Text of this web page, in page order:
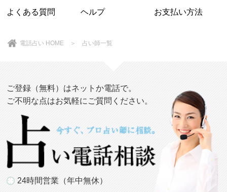
よくある質問 ヘルプ お支払い方法
電話占い HOME ＞ 占い師一覧
ご登録（無料）はネットか電話で。
ご不明な点はお気軽にご質問ください。
24時間営業（年中無休）